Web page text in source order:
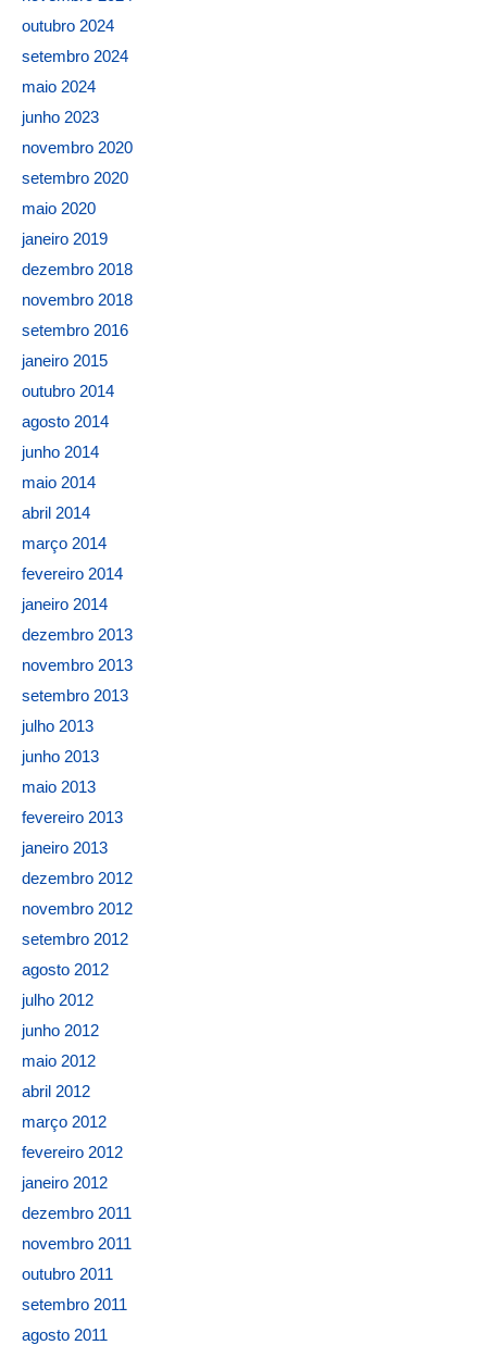
outubro 2024
setembro 2024
maio 2024
junho 2023
novembro 2020
setembro 2020
maio 2020
janeiro 2019
dezembro 2018
novembro 2018
setembro 2016
janeiro 2015
outubro 2014
agosto 2014
junho 2014
maio 2014
abril 2014
março 2014
fevereiro 2014
janeiro 2014
dezembro 2013
novembro 2013
setembro 2013
julho 2013
junho 2013
maio 2013
fevereiro 2013
janeiro 2013
dezembro 2012
novembro 2012
setembro 2012
agosto 2012
julho 2012
junho 2012
maio 2012
abril 2012
março 2012
fevereiro 2012
janeiro 2012
dezembro 2011
novembro 2011
outubro 2011
setembro 2011
agosto 2011